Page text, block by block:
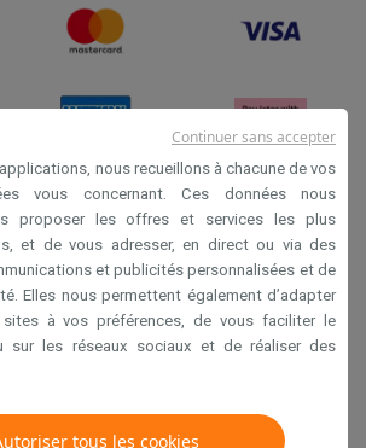
générales de vente
Privacy
Disclaimer
Cookies
44 - Industriezone 4 "T Sas",
nous recueillons à chacune de vos
vous concernant. Ces données nous
proposer les offres et services les plus
et de vous adresser, en direct ou via des
et publicités personnalisées et de
Elles nous permettent également d’adapter
à vos préférences, de vous faciliter le
sur les réseaux sociaux et de réaliser des
tous les cookies
Continuer sans accepter